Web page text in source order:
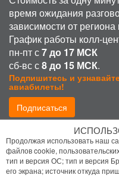
время ожидания
зависимости от
График работы колл-
пн-пт с7 до 17 МСК
сб-вс с8 до 15 МСК.
Подпишитесь и
авиабилеты!
Подписаться
Присоединиться:
Продолжая использовать наш
файлов cookie,
тип и версия ОС; тип и версия
его экрана; источник откуда